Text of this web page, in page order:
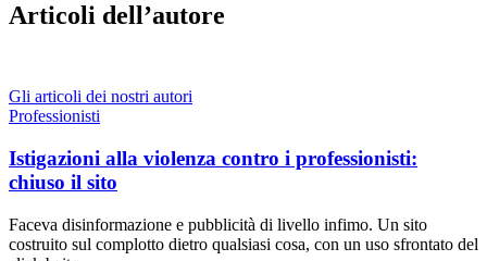
Articoli dell’autore
Gli articoli dei nostri autori
Professionisti
Istigazioni alla violenza contro i professionisti:
chiuso il sito
Faceva disinformazione e pubblicità di livello infimo. Un sito
costruito sul complotto dietro qualsiasi cosa, con un uso sfrontato del